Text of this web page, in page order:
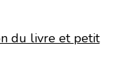
du livre et petit